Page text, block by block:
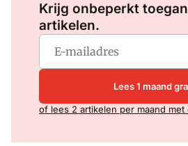
Krijg onbeperkt
artikelen.
Lees 1 maand
of lees 2 artikelen per maand